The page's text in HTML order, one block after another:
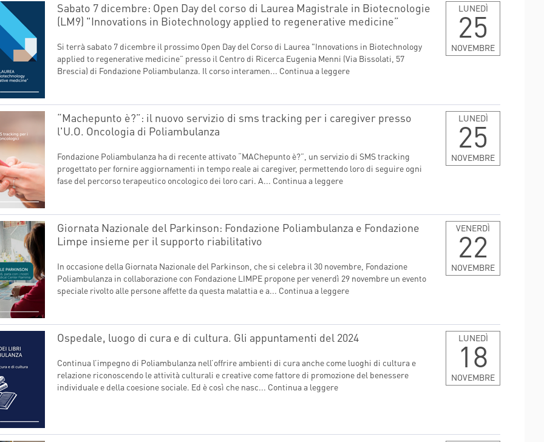
Sabato 7 dicembre: Open Day del corso di Laurea Magistrale in Biotecnologie
(LM9) "Innovations in Biotechnology applied to regenerative medicine”
Si terrà sabato 7 dicembre il prossimo Open Day del Corso di Laurea "Innovations in Biotechnology
applied to regenerative medicine” presso il Centro di Ricerca Eugenia Menni (Via Bissolati, 57
Brescia) di Fondazione Poliambulanza. Il corso interamen... Continua a leggere
LUNEDÌ
25
NOVEMBRE
“Machepunto è?”: il nuovo servizio di sms tracking per i caregiver presso
l'U.O. Oncologia di Poliambulanza
Fondazione Poliambulanza ha di recente attivato “MAChepunto è?”, un servizio di SMS tracking
progettato per fornire aggiornamenti in tempo reale ai caregiver, permettendo loro di seguire ogni
fase del percorso terapeutico oncologico dei loro cari. A... Continua a leggere
LUNEDÌ
25
NOVEMBRE
Giornata Nazionale del Parkinson: Fondazione Poliambulanza e Fondazione
Limpe insieme per il supporto riabilitativo
In occasione della Giornata Nazionale del Parkinson, che si celebra il 30 novembre, Fondazione
Poliambulanza in collaborazione con Fondazione LIMPE propone per venerdì 29 novembre un evento
speciale rivolto alle persone affette da questa malattia e a... Continua a leggere
VENERDÌ
22
NOVEMBRE
Ospedale, luogo di cura e di cultura. Gli appuntamenti del 2024
Continua l’impegno di Poliambulanza nell’offrire ambienti di cura anche come luoghi di cultura e
relazione riconoscendo le attività culturali e creative come fattore di promozione del benessere
individuale e della coesione sociale. Ed è così che nasc... Continua a leggere
LUNEDÌ
18
NOVEMBRE